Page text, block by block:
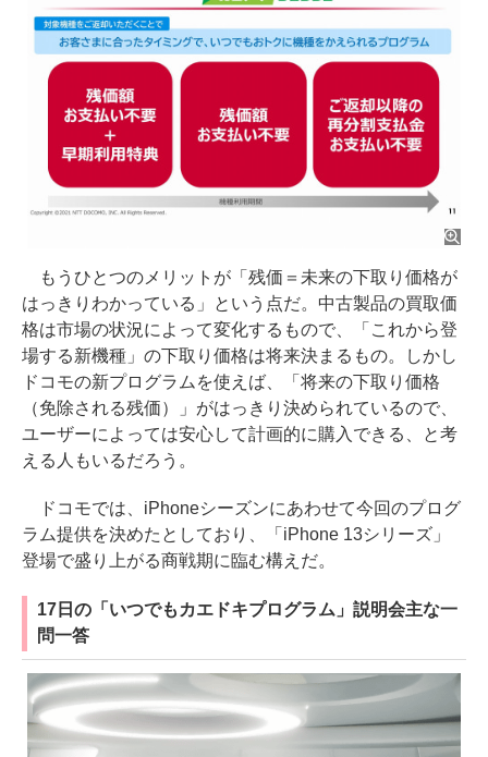
もうひとつのメリットが「残価＝未来の下取り価格が
はっきりわかっている」という点だ。中古製品の買取価
格は市場の状況によって変化するもので、「これから登
場する新機種」の下取り価格は将来決まるもの。しかし
ドコモの新プログラムを使えば、「将来の下取り価格
（免除される残価）」がはっきり決められているので、
ユーザーによっては安心して計画的に購入できる、と考
える人もいるだろう。
ドコモでは、iPhoneシーズンにあわせて今回のプログ
ラム提供を決めたとしており、「iPhone 13シリーズ」
登場で盛り上がる商戦期に臨む構えだ。
17日の「いつでもカエドキプログラム」説明会主な一
問一答